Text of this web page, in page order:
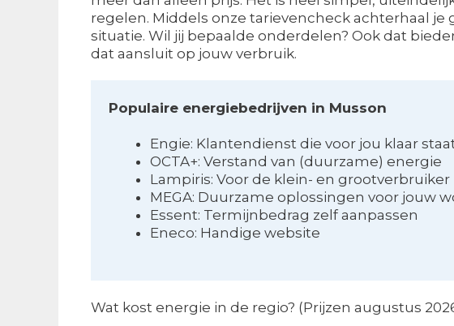
regelen. Middels onze tarievencheck achterhaal je
situatie. Wil jij bepaalde onderdelen? Ook dat
dat aansluit op jouw verbruik.
Populaire energiebedrijven in Musson
Engie: Klantendienst die voor jou klaar
OCTA+: Verstand van (duurzame) energie
Lampiris: Voor de klein- en grootverbruiker
MEGA: Duurzame oplossingen voor jouw
Essent: Termijnbedrag zelf aanpassen
Eneco: Handige website
Wat kost energie in de regio? (Prijzen augustus